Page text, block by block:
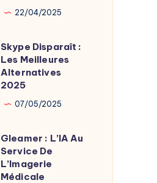
22/04/2025
Skype Disparaît :
Les Meilleures
Alternatives
2025
07/05/2025
Gleamer : L’IA Au
Service De
L’Imagerie
Médicale